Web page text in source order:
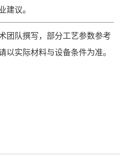
建议。
团队撰写，部分工艺参数参考
以实际材料与设备条件为准。